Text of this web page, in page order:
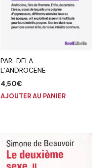
PAR-DELA
L’ANDROCENE
4,50€
AJOUTER AU PANIER